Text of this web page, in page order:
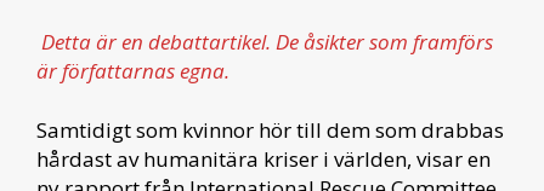
Detta är en debattartikel. De åsikter som framförs
är författarnas egna.
Samtidigt som kvinnor hör till dem som drabbas
hårdast av humanitära kriser i världen, visar en